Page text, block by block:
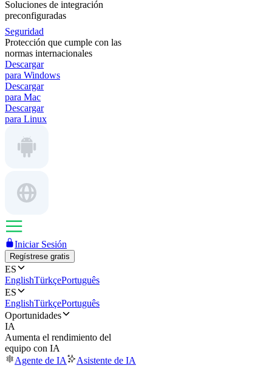
Soluciones de integración
preconfiguradas
Seguridad
Protección que cumple con las
normas internacionales
Descargar
para Windows
Descargar
para Mac
Descargar
para Linux
Iniciar Sesión
Regístrese gratis
ES
EnglishTürkçePortuguês
ES
EnglishTürkçePortuguês
Oportunidades
IA
Aumenta el rendimiento del
equipo con IA
Agente de IA
Asistente de IA